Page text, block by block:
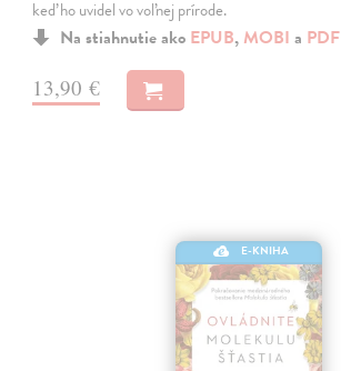
keď ho uvidel vo voľnej prírode.
Na stiahnutie ako EPUB, MOBI a PDF
13,90 €
E-KNIHA